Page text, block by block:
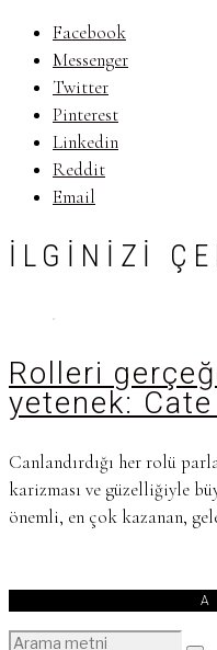
Facebook
Messenger
Twitter
Pinterest
Linkedin
Reddit
Email
İLGINIZI
Rolleri
yetenek:
Canlandırdığı her rolü
karizması ve güzelliğiyle
önemli, en çok kazanan,